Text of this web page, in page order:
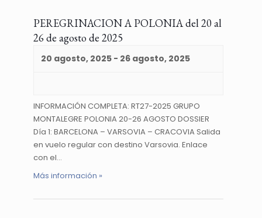
PEREGRINACION A POLONIA del 20 al
26 de agosto de 2025
20 agosto, 2025- 26 agosto, 2025
INFORMACIÓN COMPLETA: RT27-2025 GRUPO
MONTALEGRE POLONIA 20-26 AGOSTO DOSSIER
Día 1: BARCELONA – VARSOVIA – CRACOVIA Salida
en vuelo regular con destino Varsovia. Enlace
con el…
Más información »